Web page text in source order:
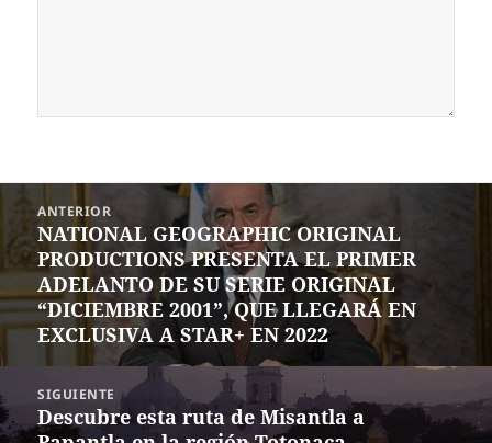
entradas
ANTERIOR
Entrada
anterior:
NATIONAL GEOGRAPHIC ORIGINAL
PRODUCTIONS PRESENTA EL PRIMER
ADELANTO DE SU SERIE ORIGINAL
“DICIEMBRE 2001”, QUE LLEGARÁ EN
EXCLUSIVA A STAR+ EN 2022
SIGUIENTE
Siguiente
Descubre esta ruta de Misantla a